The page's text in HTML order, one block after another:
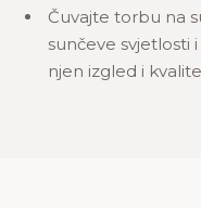
Čuvajte torbu na
sunčeve svjetlosti
njen izgled i